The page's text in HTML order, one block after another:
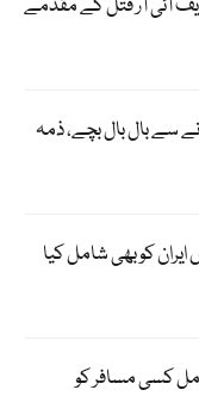
آئی آر قتل کے مقدمے
طیارے ٹکرانے سے بال بال بچے، ذمہ
کو بھی شامل کیا
کسی مسافر کو